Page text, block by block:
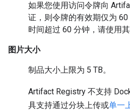
如果您使用访问令牌向
证，则令牌的有效期仅为
时间超过 60 分钟，请使用
图片大小
制品大小上限为 5 TB。
Artifact Registry 不支持
具支持通过分块上传或单一